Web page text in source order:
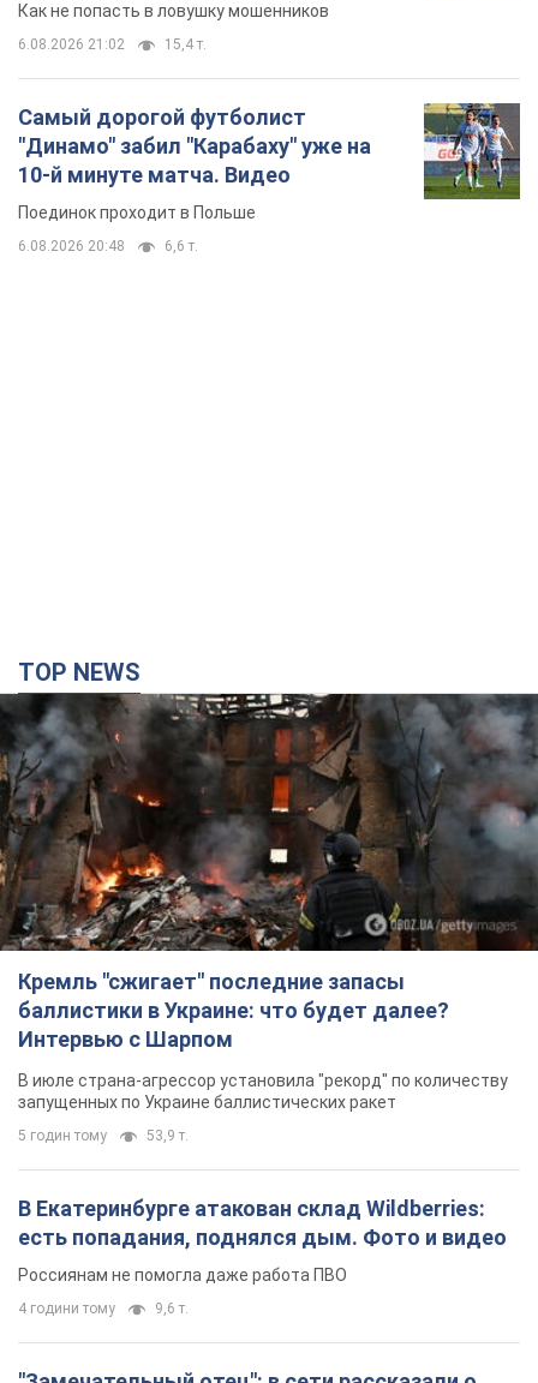
Как не попасть в ловушку мошенников
6.08.2026 21:02 15,4 т.
Самый дорогой футболист
"Динамо" забил "Карабаху" уже на
10-й минуте матча. Видео
Поединок проходит в Польше
6.08.2026 20:48 6,6 т.
TOP NEWS
Кремль "сжигает" последние запасы
баллистики в Украине: что будет далее?
Интервью с Шарпом
В июле страна-агрессор установила "рекорд" по количеству
запущенных по Украине баллистических ракет
5 годин тому 53,9 т.
В Екатеринбурге атакован склад Wildberries:
есть попадания, поднялся дым. Фото и видео
Россиянам не помогла даже работа ПВО
4 години тому 9,6 т.